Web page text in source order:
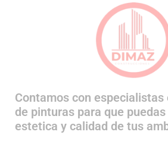
Contamos con especialistas
de pinturas para que
estetica y calidad de tus